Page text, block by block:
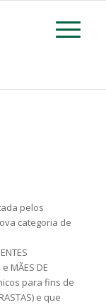
pelos
categoria de
MÃES DE
para fins de
e que